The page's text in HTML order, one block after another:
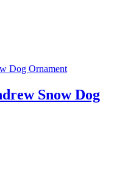
Snow Dog